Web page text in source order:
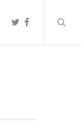
TWITTER
FACEBOOK